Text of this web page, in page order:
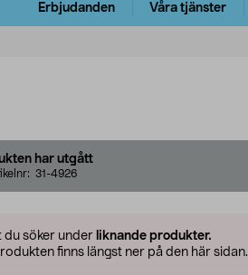
Erbjudanden Våra tjänster
har utgått
31-4926
du söker under liknande produkter.
finns längst ner på den här sidan.